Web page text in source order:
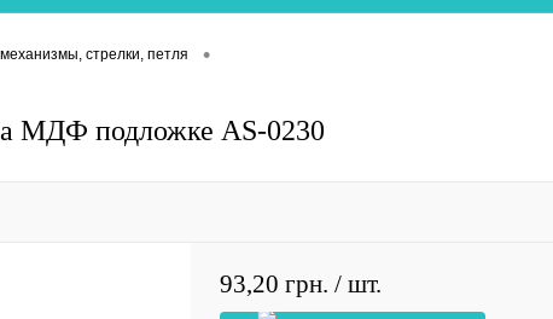
стрелки, петля •
МДФ подложке AS-0230
93,20 грн. / шт.